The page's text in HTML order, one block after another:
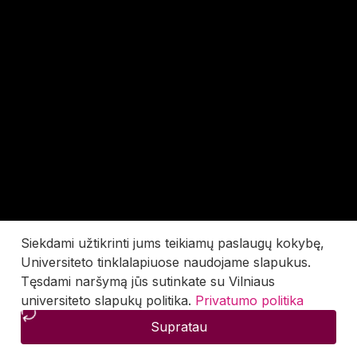
Siekdami užtikrinti jums teikiamų paslaugų kokybę,
Universiteto tinklalapiuose naudojame slapukus.
Tęsdami naršymą jūs sutinkate su Vilniaus
universiteto slapukų politika. Privatumo politika
Supratau